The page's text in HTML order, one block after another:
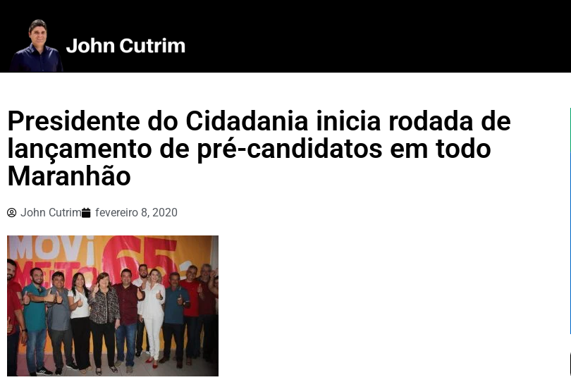
Presidente do Cidadania inicia rodada de
lançamento de pré-candidatos em todo
Maranhão
John Cutrim fevereiro 8, 2020